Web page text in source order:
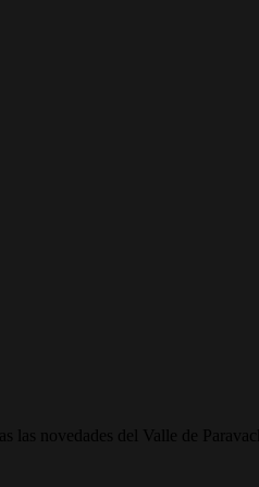
las novedades del Valle de